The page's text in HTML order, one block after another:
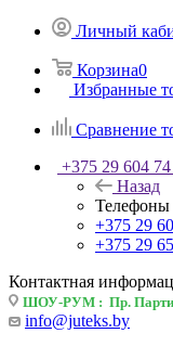
Личный
Корзина0
Избранные
Сравнение
+375 29 604
Назад
Телефоны
+375 29
+375 29
Контактная
ШОУ-РУМ : Пр.
info@juteks.by